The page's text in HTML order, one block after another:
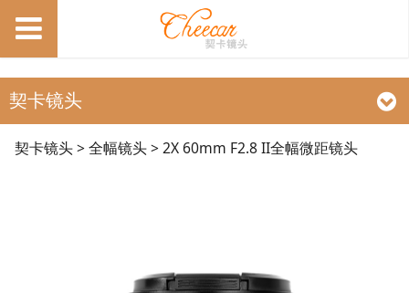
契卡镜头
2X 60mm F2.8 II全幅
契卡镜头>全幅镜头>2X 60mm F2.8 II全幅微距镜头